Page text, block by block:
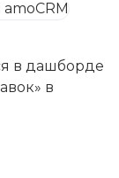
в дашборде
в